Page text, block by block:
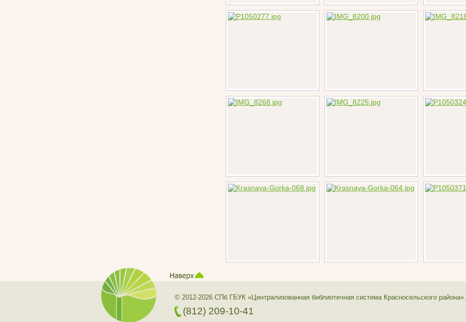
© 2012-2026 СПб ГБУК «Централизованная библиотечная система Красносельского района».
(812) 209-10-41